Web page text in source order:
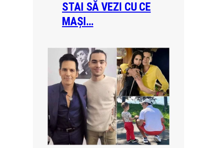
STAI SĂ VEZI CU CE
MAȘI…